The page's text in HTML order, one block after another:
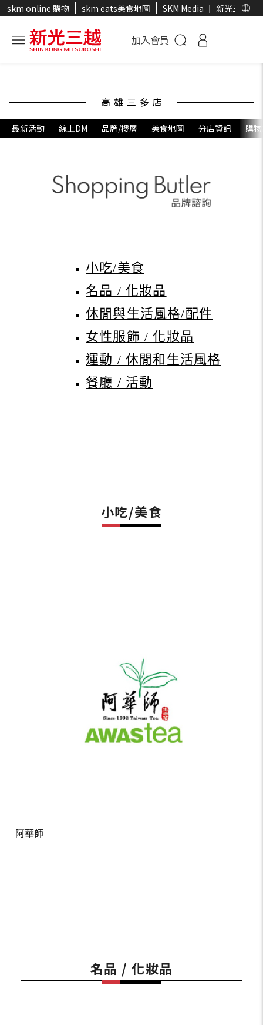
skm online 購物 skm eats美食地圖 SKM Media 新光三越官
加入會員
高雄三多店
最新活動 線上DM 品牌/樓層 美食地圖 分店資訊 購
小吃/美食
名品 / 化妝品
休閒與生活風格/配件
女性服飾 / 化妝品
運動 / 休閒和生活風格
餐廳 / 活動
小吃/美食
阿華師
名品 / 化妝品